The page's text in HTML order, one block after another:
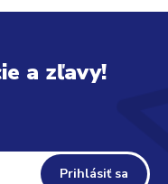
a zľavy!
Prihlásiť sa